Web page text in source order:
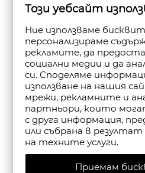
Този уебсайт
Ние използваме
персонализираме
рекламите, да
социални медии и да
си. Споделяме
използване на нашия
мрежи, рекламните и
партньори, които
с друга информация,
или събрана в
на техните услуги.
Приемам